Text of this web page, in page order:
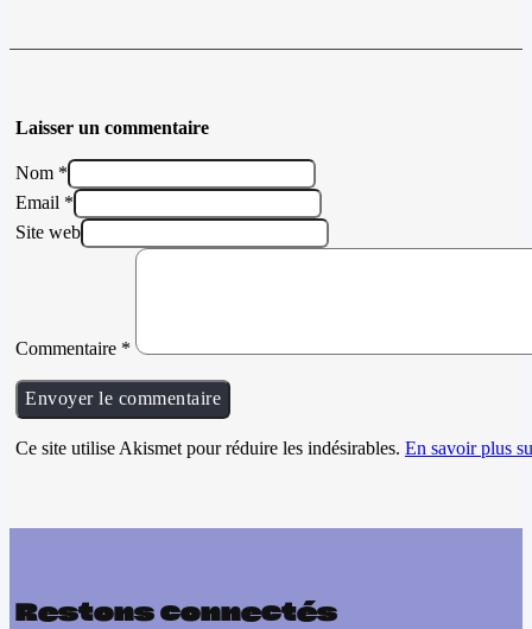
Laisser un commentaire
Nom *
Email *
Site web
Commentaire *
Ce site utilise Akismet pour réduire les indésirables. En savoir plus
Restons connectés